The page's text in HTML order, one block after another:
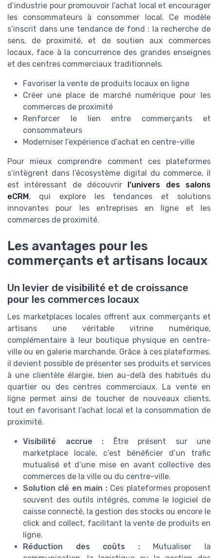
d’industrie pour promouvoir l’achat local et encourager
les consommateurs à consommer local. Ce modèle
s’inscrit dans une tendance de fond : la recherche de
sens, de proximité, et de soutien aux commerces
locaux, face à la concurrence des grandes enseignes
et des centres commerciaux traditionnels.
Favoriser la vente de produits locaux en ligne
Créer une place de marché numérique pour les
commerces de proximité
Renforcer le lien entre commerçants et
consommateurs
Moderniser l’expérience d’achat en centre-ville
Pour mieux comprendre comment ces plateformes
s’intègrent dans l’écosystème digital du commerce, il
est intéressant de découvrir l’univers des salons
eCRM, qui explore les tendances et solutions
innovantes pour les entreprises en ligne et les
commerces de proximité.
Les avantages pour les
commerçants et artisans locaux
Un levier de visibilité et de croissance
pour les commerces locaux
Les marketplaces locales offrent aux commerçants et
artisans une véritable vitrine numérique,
complémentaire à leur boutique physique en centre-
ville ou en galerie marchande. Grâce à ces plateformes,
il devient possible de présenter ses produits et services
à une clientèle élargie, bien au-delà des habitués du
quartier ou des centres commerciaux. La vente en
ligne permet ainsi de toucher de nouveaux clients,
tout en favorisant l’achat local et la consommation de
proximité.
Visibilité accrue : Être présent sur une
marketplace locale, c’est bénéficier d’un trafic
mutualisé et d’une mise en avant collective des
commerces de la ville ou du centre-ville.
Solution clé en main :Ces plateformes proposent
souvent des outils intégrés, comme le logiciel de
caisse connecté, la gestion des stocks ou encore le
click and collect, facilitant la vente de produits en
ligne.
Réduction des coûts :Mutualiser la